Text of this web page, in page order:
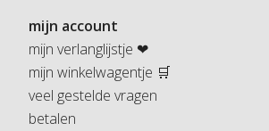
mijn account
mijn verlanglijstje ❤
mijn winkelwagentje 🛒
veel gestelde vragen
betalen